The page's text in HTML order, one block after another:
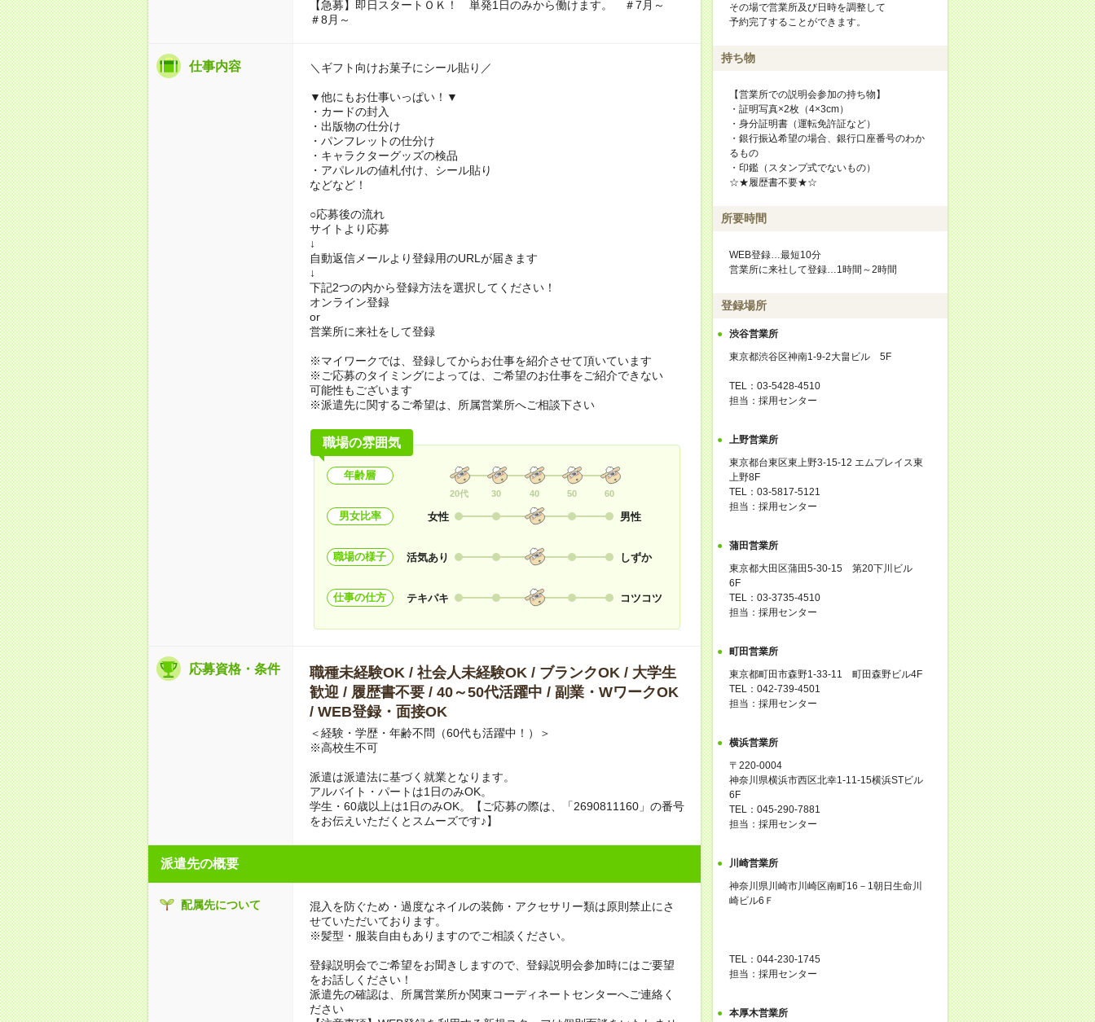
【急募】即日スタートＯＫ！ 単発1日のみから働けます。 ＃7月～
＃8月～
仕事内容 ＼ギフト向けお菓子にシール貼り／
▼他にもお仕事いっぱい！▼
・カードの封入
・出版物の仕分け
・パンフレットの仕分け
・キャラクターグッズの検品
・アパレルの値札付け、シール貼り
などなど！
○応募後の流れ
サイトより応募
↓
自動返信メールより登録用のURLが届きます
↓
下記2つの内から登録方法を選択してください！
オンライン登録
or
営業所に来社をして登録
※マイワークでは、登録してからお仕事を紹介させて頂いています
※ご応募のタイミングによっては、ご希望のお仕事をご紹介できない
可能性もございます
※派遣先に関するご希望は、所属営業所へご相談下さい
職場の雰囲気
年齢層
20代 30 40 50 60
男女比率 女性 男性
職場の様子 活気あり しずか
仕事の仕方 テキパキ コツコツ
応募資格・条件
職種未経験OK / 社会人未経験OK / ブランクOK / 大学生
歓迎 / 履歴書不要 / 40～50代活躍中 / 副業・WワークOK
/ WEB登録・面接OK
＜経験・学歴・年齢不問（60代も活躍中！）＞
※高校生不可
派遣は派遣法に基づく就業となります。
アルバイト・パートは1日のみOK。
学生・60歳以上は1日のみOK。【ご応募の際は、「2690811160」の番号
をお伝えいただくとスムーズです♪】
派遣先の概要
配属先について
混入を防ぐため・過度なネイルの装飾・アクセサリー類は原則禁止にさ
せていただいております。
※髪型・服装自由もありますのでご相談ください。
登録説明会でご希望をお聞きしますので、登録説明会参加時にはご要望
をお話しください！
派遣先の確認は、所属営業所か関東コーディネートセンターへご連絡く
ださい
その場で営業所及び日時を調整して
予約完了することができます。
持ち物
【営業所での説明会参加の持ち物】
・証明写真×2枚（4×3cm）
・身分証明書（運転免許証など）
・銀行振込希望の場合、銀行口座番号のわか
るもの
・印鑑（スタンプ式でないもの）
☆★履歴書不要★☆
所要時間
WEB登録…最短10分
営業所に来社して登録…1時間～2時間
登録場所
渋谷営業所
東京都渋谷区神南1-9-2大畠ビル 5F
TEL：03-5428-4510
担当：採用センター
上野営業所
東京都台東区東上野3-15-12 エムプレイス東
上野8F
TEL：03-5817-5121
担当：採用センター
蒲田営業所
東京都大田区蒲田5-30-15 第20下川ビル
6F
TEL：03-3735-4510
担当：採用センター
町田営業所
東京都町田市森野1-33-11 町田森野ビル4F
TEL：042-739-4501
担当：採用センター
横浜営業所
〒220-0004
神奈川県横浜市西区北幸1-11-15横浜STビル
6F
TEL：045-290-7881
担当：採用センター
川崎営業所
神奈川県川崎市川崎区南町16－1朝日生命川
崎ビル6Ｆ
TEL：044-230-1745
担当：採用センター
本厚木営業所